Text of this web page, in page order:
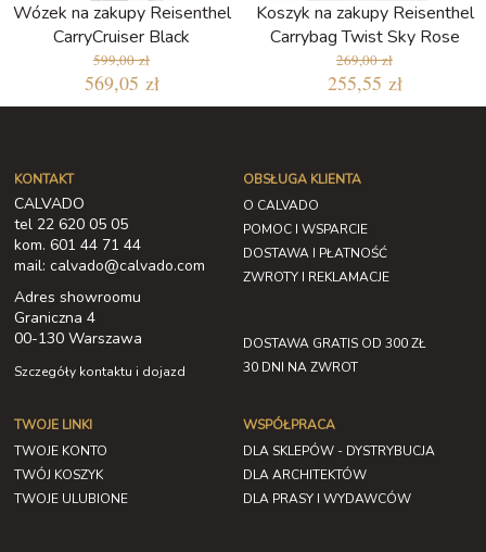
Wózek na zakupy Reisenthel
CarryCruiser Black
599,00 zł
569,05 zł
Koszyk na zakupy Reisenthel
Carrybag Twist Sky Rose
269,00 zł
255,55 zł
KONTAKT
CALVADO
tel 22 620 05 05
kom. 601 44 71 44
mail: calvado@calvado.com
Adres showroomu
Graniczna 4
00-130 Warszawa
Szczegóły kontaktu i dojazd
OBSŁUGA KLIENTA
O CALVADO
POMOC I WSPARCIE
DOSTAWA I PŁATNOŚĆ
ZWROTY I REKLAMACJE
DOSTAWA GRATIS OD 300 ZŁ
30 DNI NA ZWROT
TWOJE LINKI
TWOJE KONTO
TWÓJ KOSZYK
TWOJE ULUBIONE
WSPÓŁPRACA
DLA SKLEPÓW - DYSTRYBUCJA
DLA ARCHITEKTÓW
DLA PRASY I WYDAWCÓW